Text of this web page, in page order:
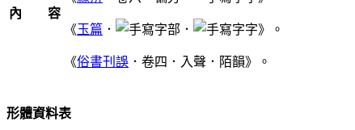
內 容
《玉篇 ． 部． 字》。
《俗書刊誤 ．卷四．入聲．陌韻》。
形體資料表